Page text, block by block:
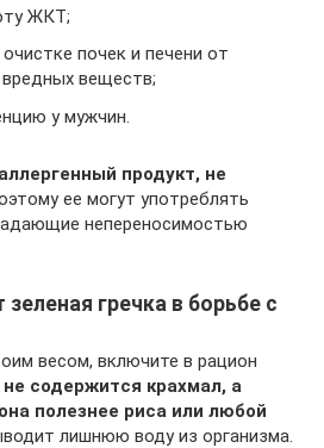
ЖКТ;
почек и печени от
веществ;
у мужчин.
продукт, не
ее могут употреблять
непереносимостью
гречка в борьбе с
весом, включите в рацион
не содержится крахмал, а
полезнее риса или любой
лишнюю воду из организма.